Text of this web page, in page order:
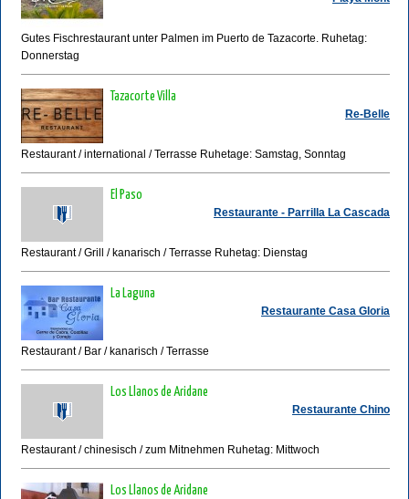
Gutes Fischrestaurant unter Palmen im Puerto de Tazacorte. Ruhetag:
Donnerstag
Re-Belle
Tazacorte Villa
Restaurant / international / Terrasse Ruhetage: Samstag, Sonntag
Restaurante - Parrilla La Cascada
El Paso
Restaurant / Grill / kanarisch / Terrasse Ruhetag: Dienstag
Restaurante Casa Gloria
La Laguna
Restaurant / Bar / kanarisch / Terrasse
Restaurante Chino
Los Llanos de Aridane
Restaurant / chinesisch / zum Mitnehmen Ruhetag: Mittwoch
Los Llanos de Aridane